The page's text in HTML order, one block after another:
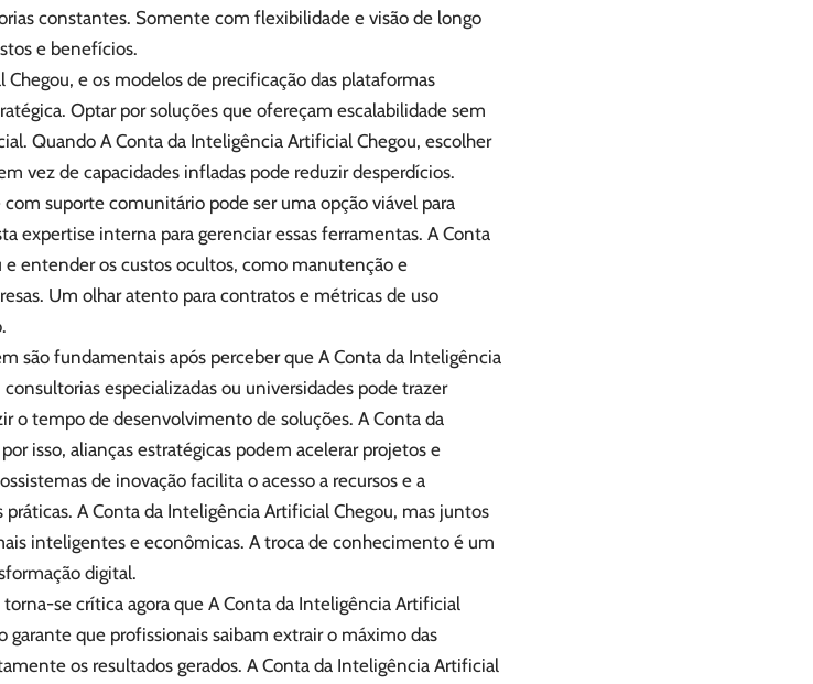
constantes. Somente com flexibilidade e visão de longo
e benefícios.
e os modelos de precificação das plataformas
Optar por soluções que ofereçam escalabilidade sem
Quando A Conta da Inteligência Artificial Chegou, escolher
vez de capacidades infladas pode reduzir desperdícios.
suporte comunitário pode ser uma opção viável para
expertise interna para gerenciar essas ferramentas. A Conta
entender os custos ocultos, como manutenção e
Um olhar atento para contratos e métricas de uso
são fundamentais após perceber que A Conta da Inteligência
especializadas ou universidades pode trazer
o tempo de desenvolvimento de soluções. A Conta da
isso, alianças estratégicas podem acelerar projetos e
de inovação facilita o acesso a recursos e a
A Conta da Inteligência Artificial Chegou, mas juntos
inteligentes e econômicas. A troca de conhecimento é um
digital.
se crítica agora que A Conta da Inteligência Artificial
garante que profissionais saibam extrair o máximo das
os resultados gerados. A Conta da Inteligência Artificial